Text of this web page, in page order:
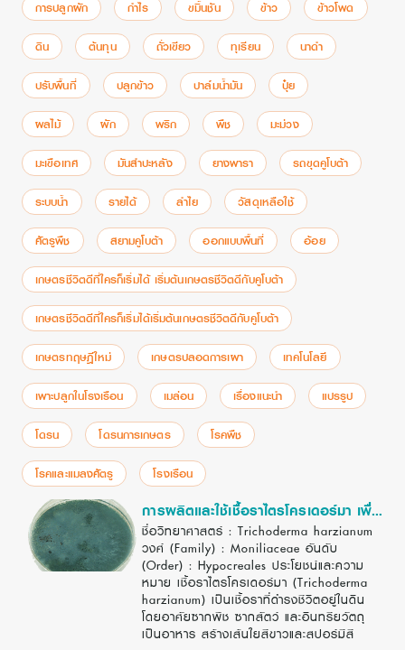
การปลูกผัก กำไร ขมิ้นชัน ข้าว
ข้าวโพด
ดิน
ต้นทุน ถั่วเขียว ทุเรียน
นาดำ
ปรับพื้นที่
ปลูกข้าว ปาล์มน้ำมัน
ปุ๋ย
ผลไม้
ผัก พริก พืช
มะม่วง
มะเขือเทศ
มันสำปะหลัง ยางพารา
รถขุดคูโบต้า
ระบบน้ำ
รายได้ ลำไย
วัสดุเหลือใช้
ศัตรูพืช
สยามคูโบต้า ออกแบบพื้นที่
อ้อย
เกษตรชีวิตดีที่ใครก็เริ่มได้ เริ่มต้นเกษตรชีวิตดีกับคูโบต้า
เกษตรชีวิตดีที่ใครก็เริ่มได้เริ่มต้นเกษตรชีวิตดีกับคูโบต้า
เกษตรทฤษฎีใหม่
เกษตรปลอดการเผา
เทคโนโลยี
เพาะปลูกในโรงเรือน
เมล่อน เรื่องแนะนำ
แปรรูป
โดรน
โดรนการเกษตร
โรคพืช
โรคและแมลงศัตรู
โรงเรือน
การผลิตและใช้เชื้อราไตรโครเดอร์มา เพื่อ
การควบคุมโรคพืช
ชื่อวิทยาศาสตร์ : Trichoderma harzianum
วงศ์ (Family) : Moniliaceae อันดับ
(Order) : Hypocreales ประโยชน์และความ
หมาย เชื้อราไตรโครเดอร์มา (Trichoderma
harzianum) เป็นเชื้อราที่ดำรงชีวิตอยู่ในดิน
โดยอาศัยซากพืช ซากสัตว์ และอินทรียวัตถุ
เป็นอาหาร สร้างเส้นใยสีขาวและสปอร์มีสี